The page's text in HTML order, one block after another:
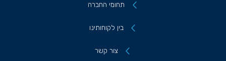
תחומי החברה
בין לקוחותינו
צור קשר